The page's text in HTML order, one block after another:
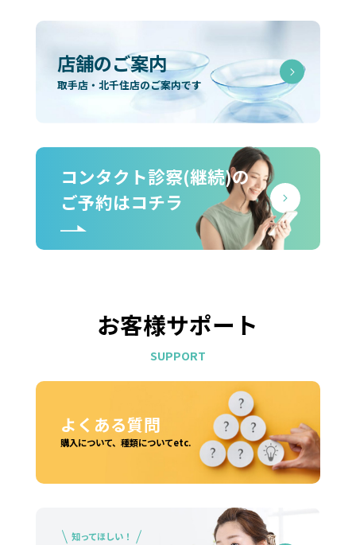
店舗のご案内
取手店・北千住店のご案内です
コンタクト診察(継続)の
ご予約はコチラ
お客様サポート
SUPPORT
よくある質問
購入について、種類についてetc.
知ってほしい！